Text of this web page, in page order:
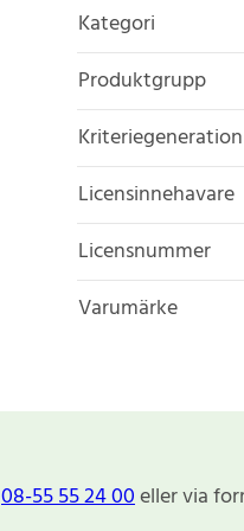
Kategori
Produktgrupp
Kriteriegeneration
Licensinnehavare
Licensnummer
Varumärke
08-55 55 24 00eller via